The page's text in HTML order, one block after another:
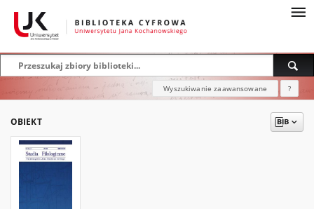
Wyszukiwanie zaawansowane ?
OBIEKT